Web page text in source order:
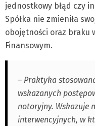
jednostkowy błąd czy
Spółka nie zmieniła
obojętności oraz braku
Finansowym.
– Praktyka
wskazanych
notoryjny. Wskazuje
interwencyjnych, w